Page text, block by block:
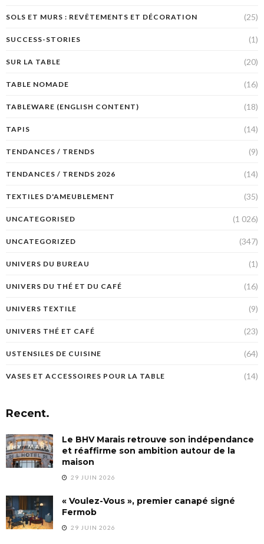
SOLS ET MURS : REVÊTEMENTS ET DÉCORATION (25)
SUCCESS-STORIES (1)
SUR LA TABLE (20)
TABLE NOMADE (16)
TABLEWARE (ENGLISH CONTENT) (18)
TAPIS (14)
TENDANCES / TRENDS (9)
TENDANCES / TRENDS 2026 (14)
TEXTILES D'AMEUBLEMENT (35)
UNCATEGORISED (1 026)
UNCATEGORIZED (347)
UNIVERS DU BUREAU (1)
UNIVERS DU THÉ ET DU CAFÉ (16)
UNIVERS TEXTILE (9)
UNIVERS THÉ ET CAFÉ (23)
USTENSILES DE CUISINE (64)
VASES ET ACCESSOIRES POUR LA TABLE (14)
Recent.
Le BHV Marais retrouve son indépendance
et réaffirme son ambition autour de la
maison
29 JUIN 2026
« Voulez-Vous », premier canapé signé
Fermob
29 JUIN 2026